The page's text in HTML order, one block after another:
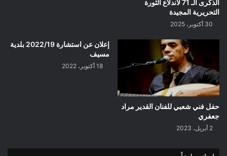
الذكرى الـ 71 لاندلاع الثورة
التحريرية المجيدة
30 أكتوبر، 2025
حفل فني شعبي للفنان القدير مراد
جعفري
2 أبريل، 2023
إعلان عن استشارة 2022/19 بلدية
مسيف
18 أكتوبر، 2022